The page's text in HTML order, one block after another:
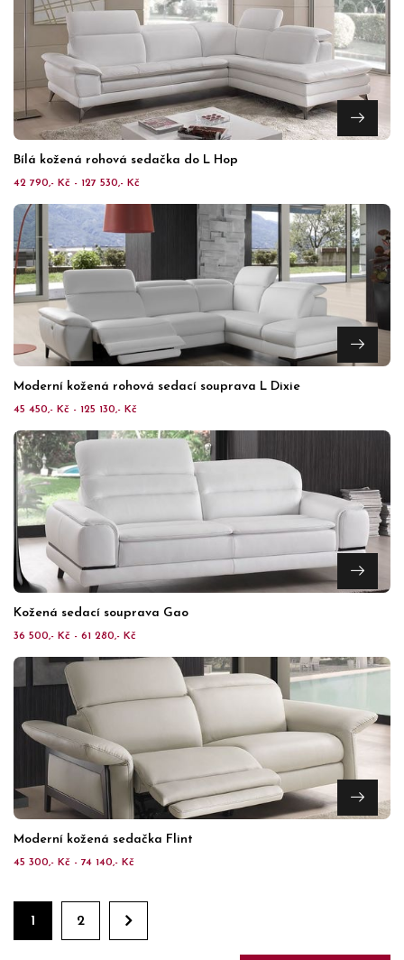
Bílá kožená rohová sedačka do L Hop
42 790,- Kč - 127 530,- Kč
Moderní kožená rohová sedací souprava L Dixie
45 450,- Kč - 125 130,- Kč
Kožená sedací souprava Gao
36 500,- Kč - 61 280,- Kč
Moderní kožená sedačka Flint
45 300,- Kč - 74 140,- Kč
1 2